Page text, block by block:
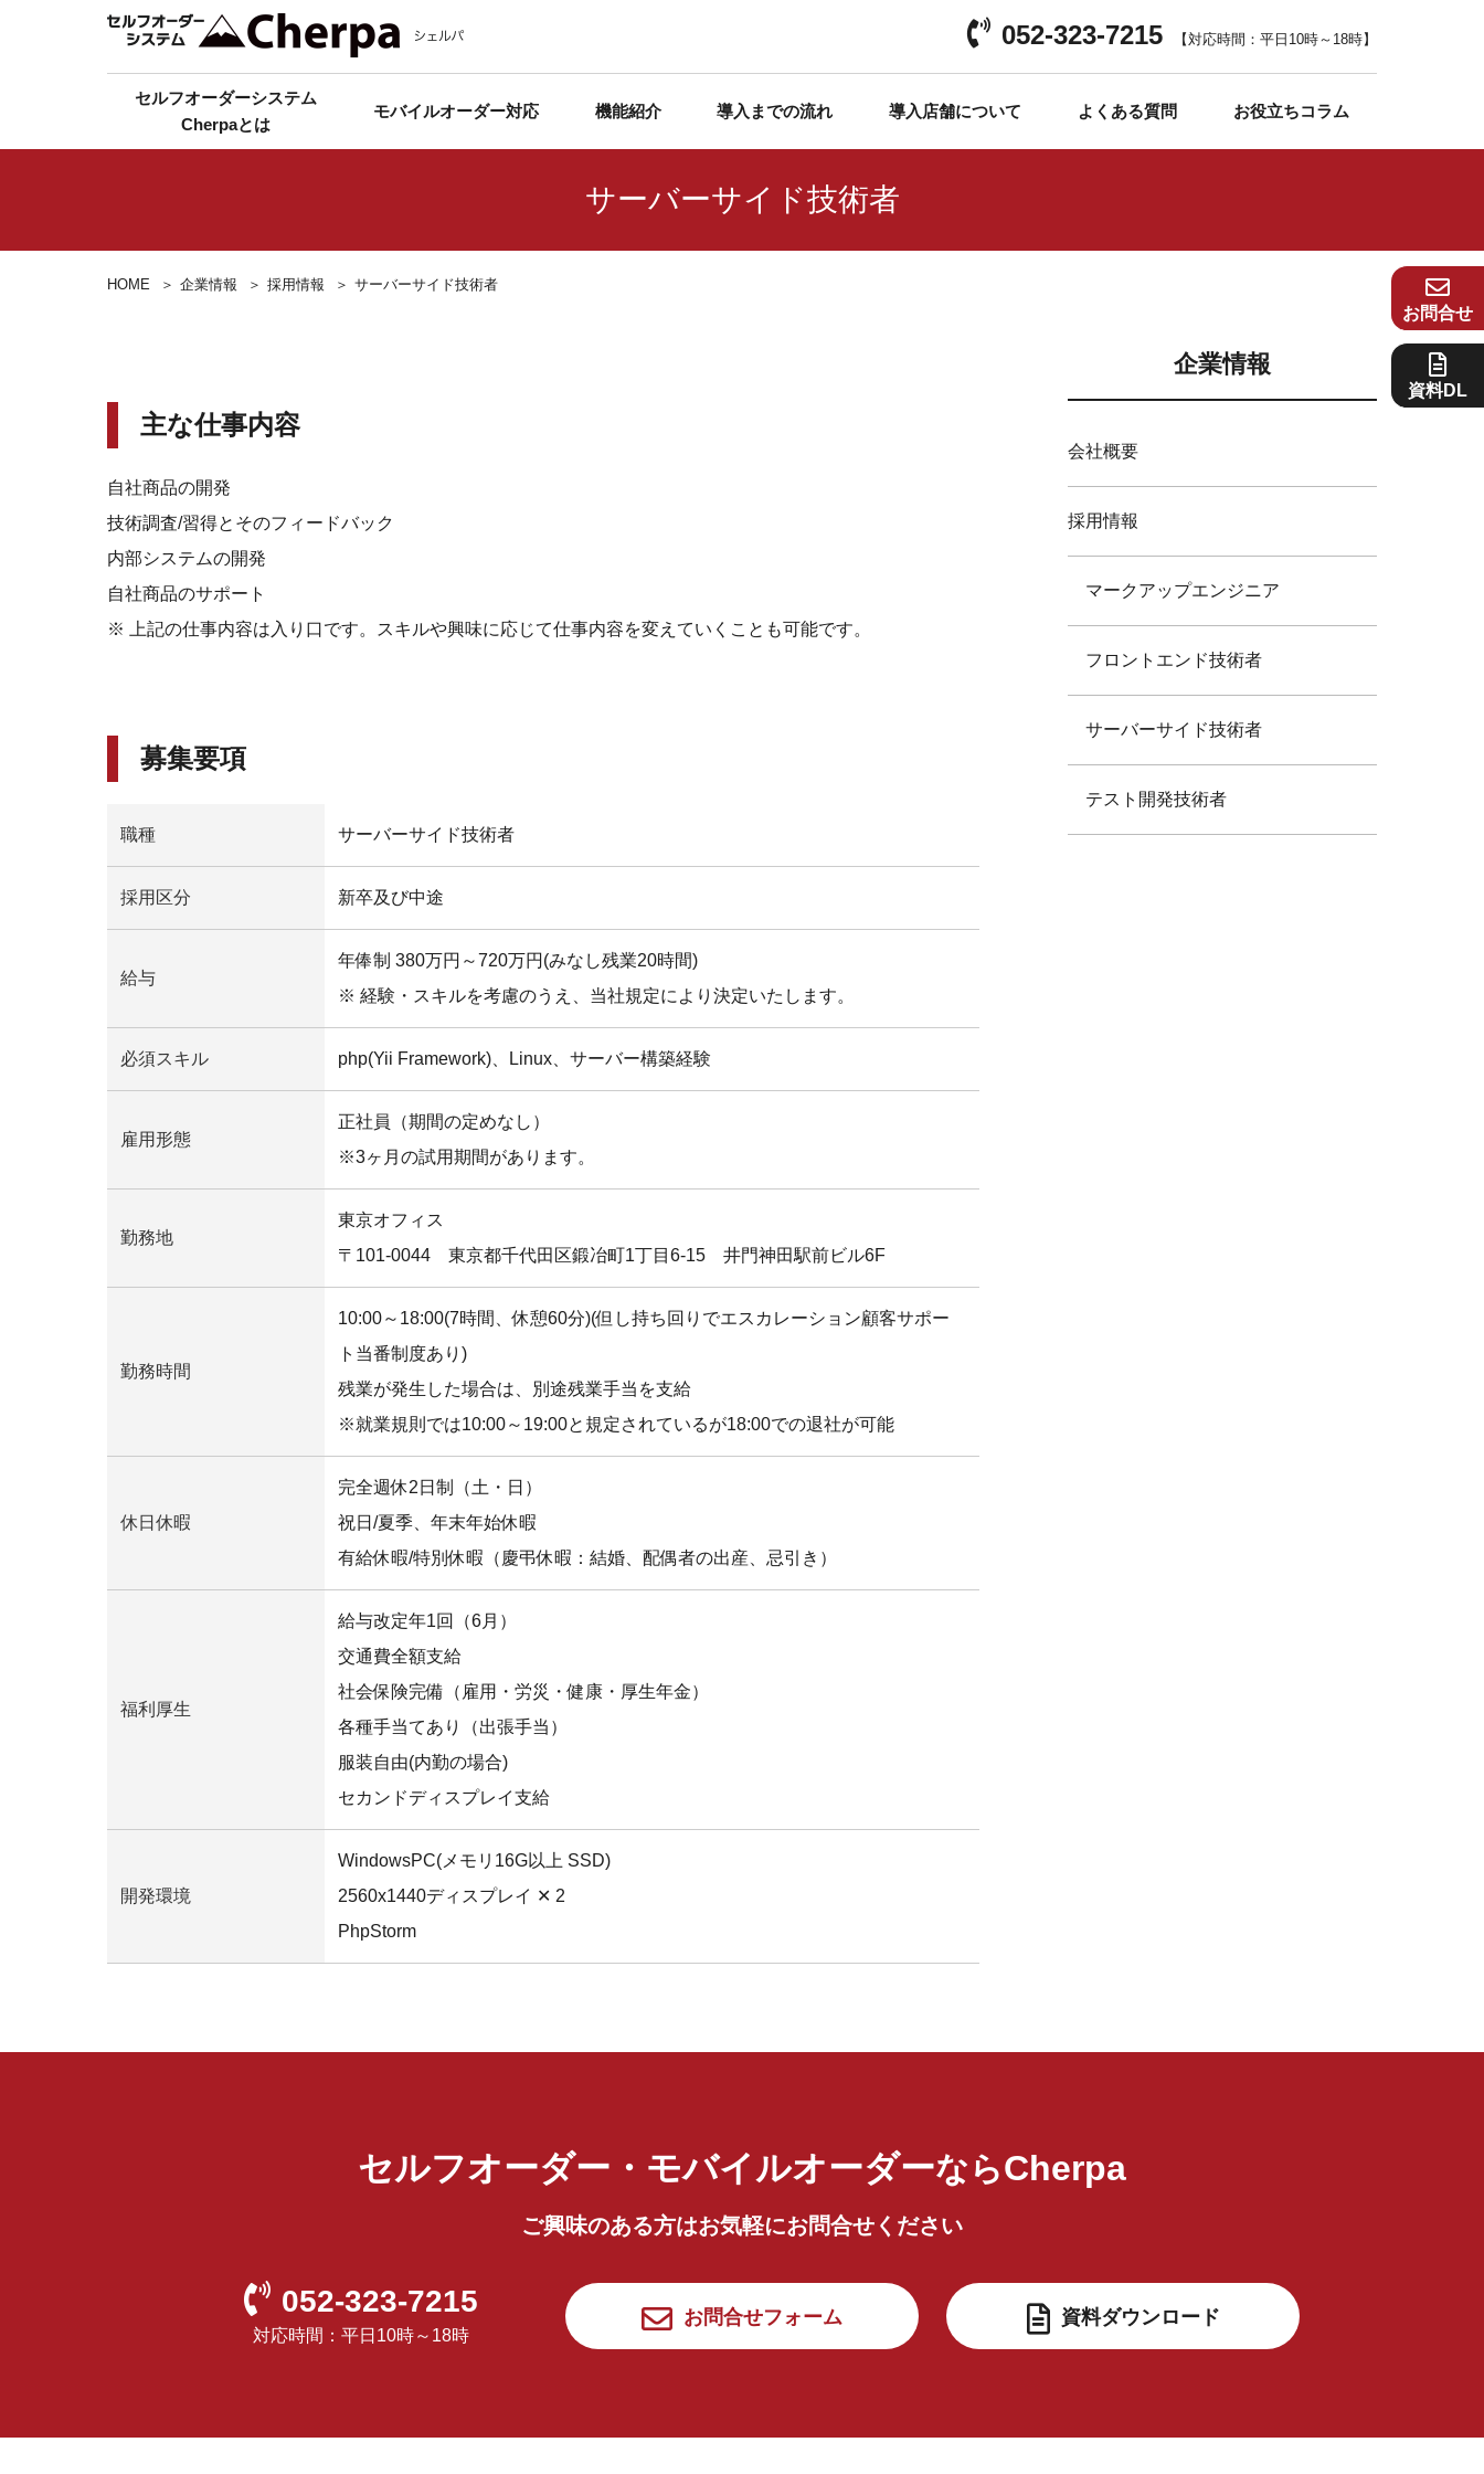
052-323-7215 【対応時間：平日10時～18時】
セルフオーダーシステム
Cherpaとは
モバイルオーダー対応 機能紹介 導入までの流れ 導入店舗について よくある質問 お役立ちコラム
サーバーサイド技術者
HOME 企業情報 採用情報 サーバーサイド技術者
主な仕事内容
自社商品の開発
技術調査/習得とそのフィードバック
内部システムの開発
自社商品のサポート
※ 上記の仕事内容は入り口です。スキルや興味に応じて仕事内容を変えていくことも可能です。
募集要項
職種 サーバーサイド技術者
採用区分 新卒及び中途
給与
年俸制 380万円～720万円(みなし残業20時間)
※ 経験・スキルを考慮のうえ、当社規定により決定いたします。
必須スキル php(Yii Framework)、Linux、サーバー構築経験
雇用形態
正社員（期間の定めなし）
※3ヶ月の試用期間があります。
勤務地
東京オフィス
〒101-0044 東京都千代田区鍛冶町1丁目6-15 井門神田駅前ビル6F
勤務時間
10:00～18:00(7時間、休憩60分)(但し持ち回りでエスカレーション顧客サポー
ト当番制度あり)
残業が発生した場合は、別途残業手当を支給
※就業規則では10:00～19:00と規定されているが18:00での退社が可能
休日休暇
完全週休2日制（土・日）
祝日/夏季、年末年始休暇
有給休暇/特別休暇（慶弔休暇：結婚、配偶者の出産、忌引き）
福利厚生
給与改定年1回（6月）
交通費全額支給
社会保険完備（雇用・労災・健康・厚生年金）
各種手当てあり（出張手当 ）
服装自由(内勤の場合)
セカンドディスプレイ支給
開発環境
WindowsPC(メモリ16G以上 SSD)
2560x1440ディスプレイ ✕ 2
PhpStorm
企業情報
会社概要
採用情報
マークアップエンジニア
フロントエンド技術者
サーバーサイド技術者
テスト開発技術者
セルフオーダー・モバイルオーダーならCherpa
ご興味のある方はお気軽にお問合せください
052-323-7215
対応時間：平日10時～18時
お問合せフォーム 資料ダウンロード
お問合せ
資料DL